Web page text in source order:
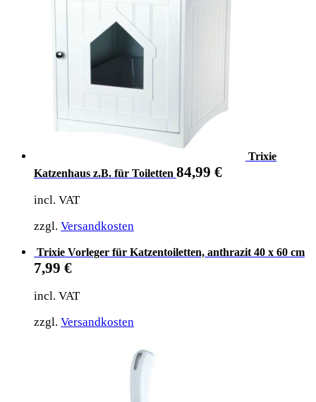
Trixie
Katzenhaus z.B. für Toiletten 84,99 €
incl. VAT
zzgl. Versandkosten
Trixie Vorleger für Katzentoiletten, anthrazit 40 x 60 cm
7,99 €
incl. VAT
zzgl. Versandkosten